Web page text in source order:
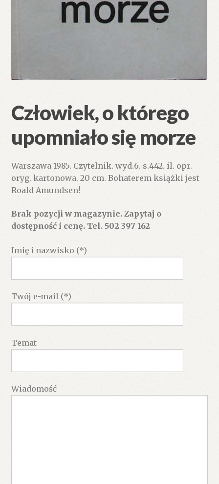
Człowiek, o którego
upomniało się morze
Warszawa 1985. Czytelnik. wyd.6. s.442. il. opr.
oryg. kartonowa. 20 cm. Bohaterem książki jest
Roald Amundsen!
Brak pozycji w magazynie. Zapytaj o
dostępność i cenę. Tel. 502 397 162
Imię i nazwisko (*)
Twój e-mail (*)
Temat
Wiadomość